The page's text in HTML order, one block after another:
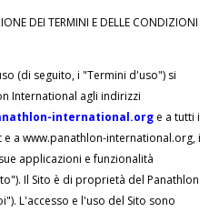
DEI TERMINI E DELLE CONDIZIONI
(di seguito, i "Termini d'uso") si
International agli indirizzi
international.org e a tutti i
a www.panathlon-international.org, i
applicazioni e funzionalità
Il Sito è di proprietà del Panathlon
L'accesso e l'uso del Sito sono